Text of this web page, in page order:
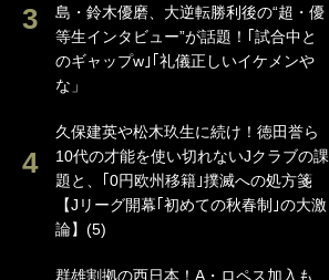
島・鈴木優磨、大逆転勝利後の“超・優
等生インタビュー”が話題！｢試合中と
のギャップw｣｢礼儀正しいイケメンや
な」
久保建英や松木玖生に続け！徳田誉ら
10代の才能を使い切れないJクラブの課
題と、｢0円欧州移籍｣撲滅への処方箋
【Jリーグ開幕｢初めての秋春制｣の大激
論】(5)
群雄割拠の西日本！A・ロペス加入も